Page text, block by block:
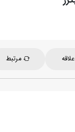
علاقه مرتبط